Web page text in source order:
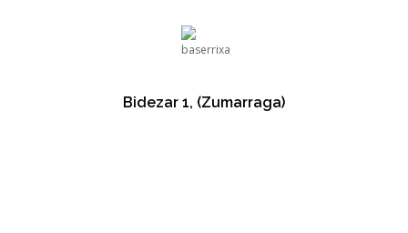
Bidezar 1, (Zumarraga)